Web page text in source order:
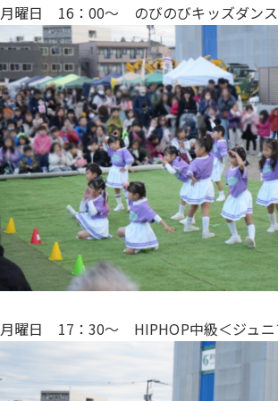
月曜日 16：00〜 のびのびキッズダン
月曜日 17：30〜 HIPHOP中級＜ジュ